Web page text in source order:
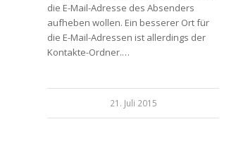
die E-Mail-Adresse des Absenders
aufheben wollen. Ein besserer Ort für
die E-Mail-Adressen ist allerdings der
Kontakte-Ordner.…
21. Juli 2015